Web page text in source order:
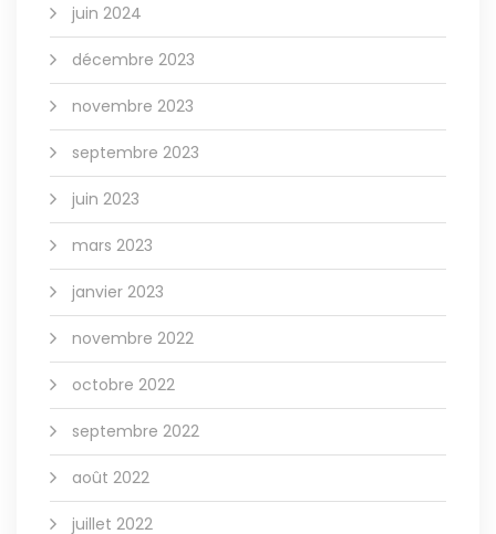
juin 2024
décembre 2023
novembre 2023
septembre 2023
juin 2023
mars 2023
janvier 2023
novembre 2022
octobre 2022
septembre 2022
août 2022
juillet 2022